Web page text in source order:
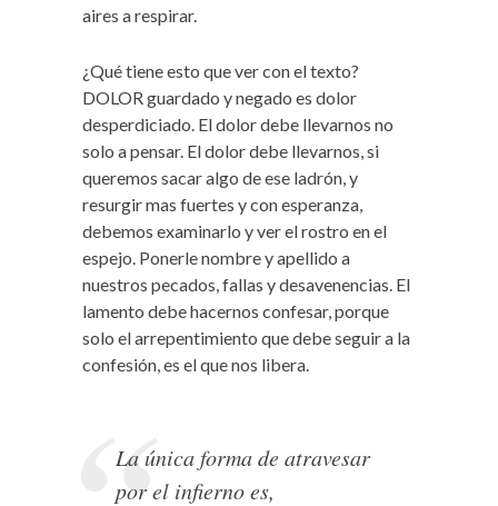
aires a respirar.
¿Qué tiene esto que ver con el texto?
DOLOR guardado y negado es dolor
desperdiciado. El dolor debe llevarnos no
solo a pensar. El dolor debe llevarnos, si
queremos sacar algo de ese ladrón, y
resurgir mas fuertes y con esperanza,
debemos examinarlo y ver el rostro en el
espejo. Ponerle nombre y apellido a
nuestros pecados, fallas y desavenencias. El
lamento debe hacernos confesar, porque
solo el arrepentimiento que debe seguir a la
confesión, es el que nos libera.
La única forma de atravesar
por el infierno es,